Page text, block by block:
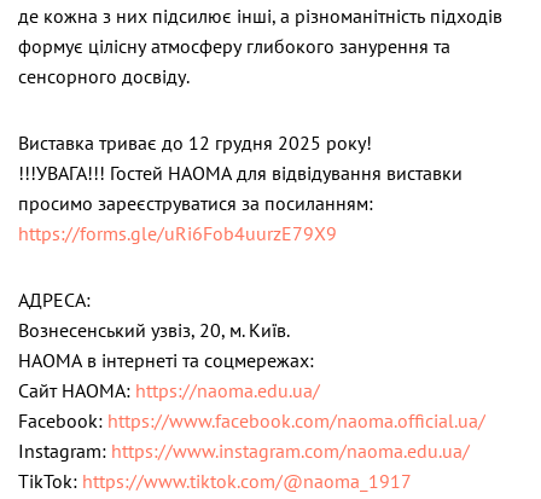
де кожна з них підсилює інші, а різноманітність підходів
формує цілісну атмосферу глибокого занурення та
сенсорного досвіду.
Виставка триває до 12 грудня 2025 року!
!!!УВАГА!!! Гостей НАОМА для відвідування виставки
просимо зареєструватися за посиланням:
https://forms.gle/uRi6Fob4uurzE79X9
АДРЕСА:
Вознесенський узвіз, 20, м. Київ.
НАОМА в інтернеті та соцмережах:
Cайт НАОМА: https://naoma.edu.ua/
Facebook: https://www.facebook.com/naoma.official.ua/
Instagram: https://www.instagram.com/naoma.edu.ua/
TikTok: https://www.tiktok.com/@naoma_1917